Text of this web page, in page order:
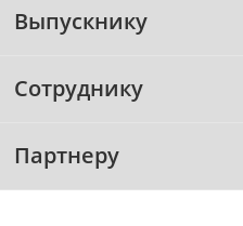
Выпускнику
Сотруднику
Партнеру